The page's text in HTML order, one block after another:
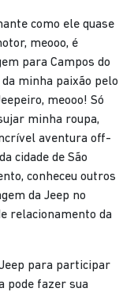
como ele quase
meooo, é
para Campos do
minha paixão pelo
meooo! Só
minha roupa,
aventura off-
cidade de São
conheceu outros
da Jeep no
relacionamento da
para participar
pode fazer sua